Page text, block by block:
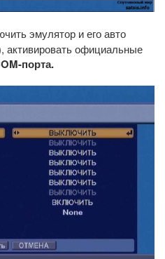
эмулятор и его авто
активировать официальные
порта.